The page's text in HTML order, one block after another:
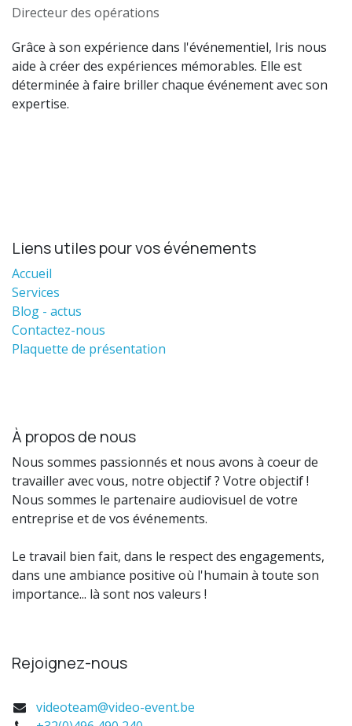
Directeur des opérations
Grâce à son expérience dans l'événementiel, Iris nous
aide à créer des expériences mémorables. Elle est
déterminée à faire briller chaque événement avec son
expertise.
Liens utiles pour vos événements
Accueil
Services
Blog - actus
Contactez-nous
Plaquette de présentation
À propos de nous
Nous sommes passionnés et nous avons à coeur de
travailler avec vous, notre objectif ? Votre objectif !
Nous sommes le partenaire audiovisuel de votre
entreprise et de vos événements.
Le travail bien fait, dans le respect des engagements,
dans une ambiance positive où l'humain à toute son
importance... là sont nos valeurs !
Rejoignez-nous
videoteam@video-event.be